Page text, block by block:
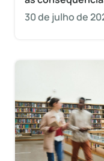
30 de julho de